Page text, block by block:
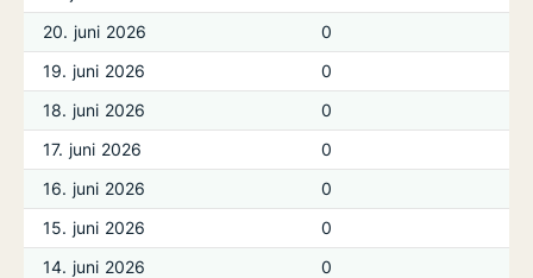
20. juni 2026
0
19. juni 2026
0
18. juni 2026
0
17. juni 2026
0
16. juni 2026
0
15. juni 2026
0
14. juni 2026
0